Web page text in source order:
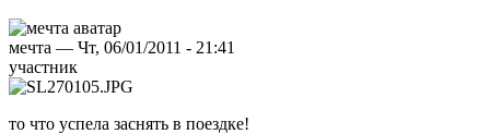
мечта — Чт, 06/01/2011 - 21:41
участник
то что успела заснять в поездке!